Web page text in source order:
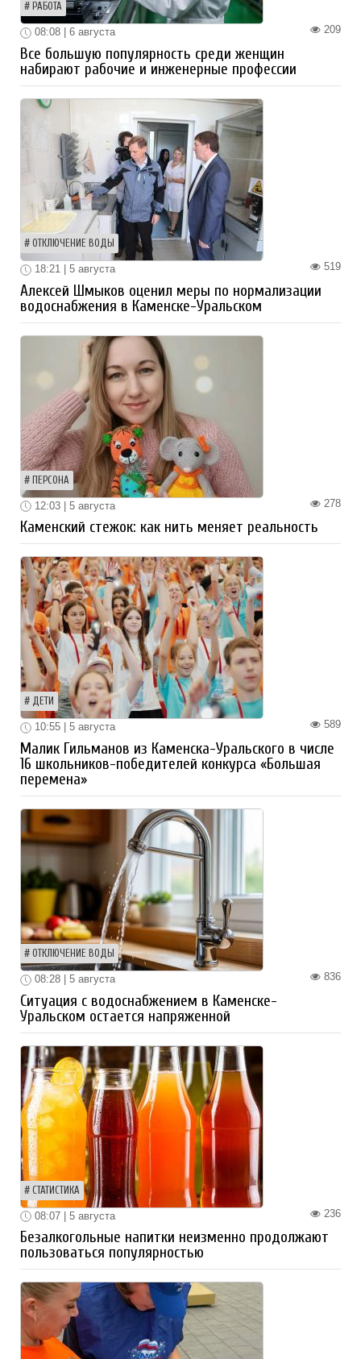
РАБОТА
209
08:08 | 6 августа
Все большую популярность среди женщин
набирают рабочие и инженерные профессии
ОТКЛЮЧЕНИЕ ВОДЫ
519
18:21 | 5 августа
Алексей Шмыков оценил меры по нормализации
водоснабжения в Каменске-Уральском
ПЕРСОНА
278
12:03 | 5 августа
Каменский стежок: как нить меняет реальность
ДЕТИ
589
10:55 | 5 августа
Малик Гильманов из Каменска-Уральского в числе
16 школьников-победителей конкурса «Большая
перемена»
ОТКЛЮЧЕНИЕ ВОДЫ
836
08:28 | 5 августа
Ситуация с водоснабжением в Каменске-
Уральском остается напряженной
СТАТИСТИКА
236
08:07 | 5 августа
Безалкогольные напитки неизменно продолжают
пользоваться популярностью